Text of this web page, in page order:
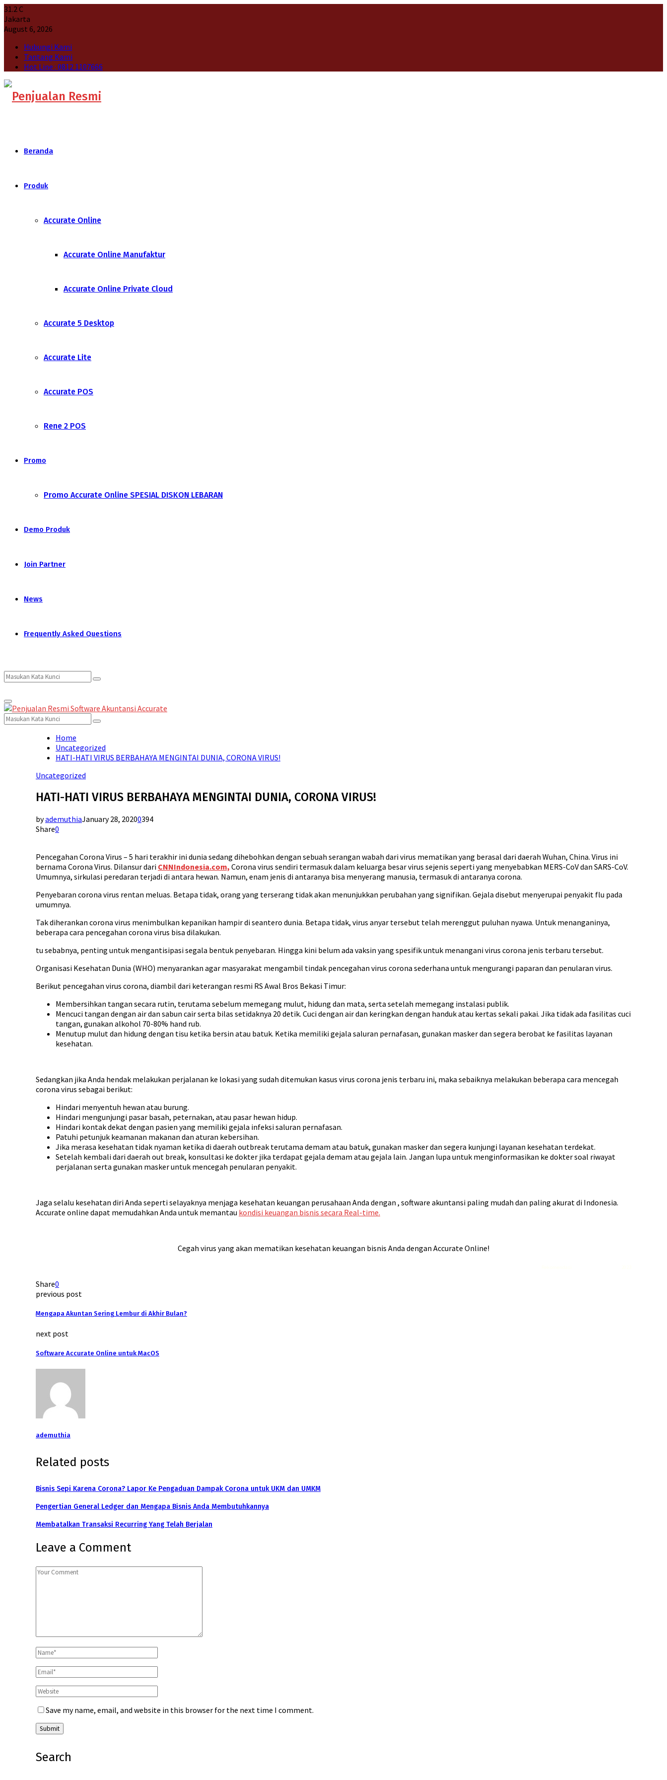
31.2C
Jakarta
August 6, 2026
Hubungi Kami
Tantang Kami
Hot Line : 0812 1107666
Beranda
Produk
Accurate Online
Accurate Online Manufaktur
Accurate Online Private Cloud
Accurate 5 Desktop
Accurate Lite
Accurate POS
Rene 2 POS
Promo
Promo Accurate Online SPESIAL DISKON LEBARAN
Demo Produk
Join Partner
News
Frequently Asked Questions
Search
for:
Search
Primary
Menu
Search
for:
Search
Home
Uncategorized
HATI-HATI VIRUS BERBAHAYA MENGINTAI DUNIA, CORONA VIRUS!
Uncategorized
HATI-HATI VIRUS BERBAHAYA MENGINTAI DUNIA, CORONA VIRUS!
byademuthiaJanuary 28, 20200394
Share0
Pencegahan Corona Virus – 5 hari terakhir ini dunia sedang dihebohkan dengan sebuah serangan wabah dari virus mematikan yang berasal dari daerah Wuhan, China. Virus ini
bernama Corona Virus. Dilansur dari CNNIndonesia.com, Corona virus sendiri termasuk dalam keluarga besar virus sejenis seperti yang menyebabkan MERS-CoV dan SARS-CoV.
Umumnya, sirkulasi peredaran terjadi di antara hewan. Namun, enam jenis di antaranya bisa menyerang manusia, termasuk di antaranya corona.
Penyebaran corona virus rentan meluas. Betapa tidak, orang yang terserang tidak akan menunjukkan perubahan yang signifikan. Gejala disebut menyerupai penyakit flu pada
umumnya.
Tak diherankan corona virus menimbulkan kepanikan hampir di seantero dunia. Betapa tidak, virus anyar tersebut telah merenggut puluhan nyawa. Untuk menanganinya,
beberapa cara pencegahan corona virus bisa dilakukan.
tu sebabnya, penting untuk mengantisipasi segala bentuk penyebaran. Hingga kini belum ada vaksin yang spesifik untuk menangani virus corona jenis terbaru tersebut.
Organisasi Kesehatan Dunia (WHO) menyarankan agar masyarakat mengambil tindak pencegahan virus corona sederhana untuk mengurangi paparan dan penularan virus.
Berikut pencegahan virus corona, diambil dari keterangan resmi RS Awal Bros Bekasi Timur:
Membersihkan tangan secara rutin, terutama sebelum memegang mulut, hidung dan mata, serta setelah memegang instalasi publik.
Mencuci tangan dengan air dan sabun cair serta bilas setidaknya 20 detik. Cuci dengan air dan keringkan dengan handuk atau kertas sekali pakai. Jika tidak ada fasilitas cuci
tangan, gunakan alkohol 70-80% hand rub.
Menutup mulut dan hidung dengan tisu ketika bersin atau batuk. Ketika memiliki gejala saluran pernafasan, gunakan masker dan segera berobat ke fasilitas layanan
kesehatan.
Sedangkan jika Anda hendak melakukan perjalanan ke lokasi yang sudah ditemukan kasus virus corona jenis terbaru ini, maka sebaiknya melakukan beberapa cara mencegah
corona virus sebagai berikut:
Hindari menyentuh hewan atau burung.
Hindari mengunjungi pasar basah, peternakan, atau pasar hewan hidup.
Hindari kontak dekat dengan pasien yang memiliki gejala infeksi saluran pernafasan.
Patuhi petunjuk keamanan makanan dan aturan kebersihan.
Jika merasa kesehatan tidak nyaman ketika di daerah outbreak terutama demam atau batuk, gunakan masker dan segera kunjungi layanan kesehatan terdekat.
Setelah kembali dari daerah out break, konsultasi ke dokter jika terdapat gejala demam atau gejala lain. Jangan lupa untuk menginformasikan ke dokter soal riwayat
perjalanan serta gunakan masker untuk mencegah penularan penyakit.
Jaga selalu kesehatan diri Anda seperti selayaknya menjaga kesehatan keuangan perusahaan Anda dengan , software akuntansi paling mudah dan paling akurat di Indonesia.
Accurate online dapat memudahkan Anda untuk memantau kondisi keuangan bisnis secara Real-time.
Cegah virus yang akan mematikan kesehatan keuangan bisnis Anda dengan Accurate Online!
Share0
previous post
Mengapa Akuntan Sering Lembur di Akhir Bulan?
next post
Software Accurate Online untuk MacOS
ademuthia
Related posts
Bisnis Sepi Karena Corona? Lapor Ke Pengaduan Dampak Corona untuk UKM dan UMKM
Pengertian General Ledger dan Mengapa Bisnis Anda Membutuhkannya
Membatalkan Transaksi Recurring Yang Telah Berjalan
Leave a Comment
Save my name, email, and website in this browser for the next time I comment.
Search